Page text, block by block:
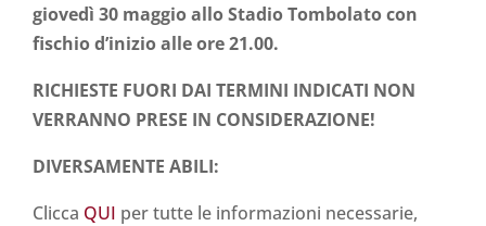
giovedì 30 maggio allo Stadio Tombolato con
fischio d’inizio alle ore 21.00.
RICHIESTE FUORI DAI TERMINI INDICATI NON
VERRANNO PRESE IN CONSIDERAZIONE!
DIVERSAMENTE ABILI:
Clicca QUI per tutte le informazioni necessarie,